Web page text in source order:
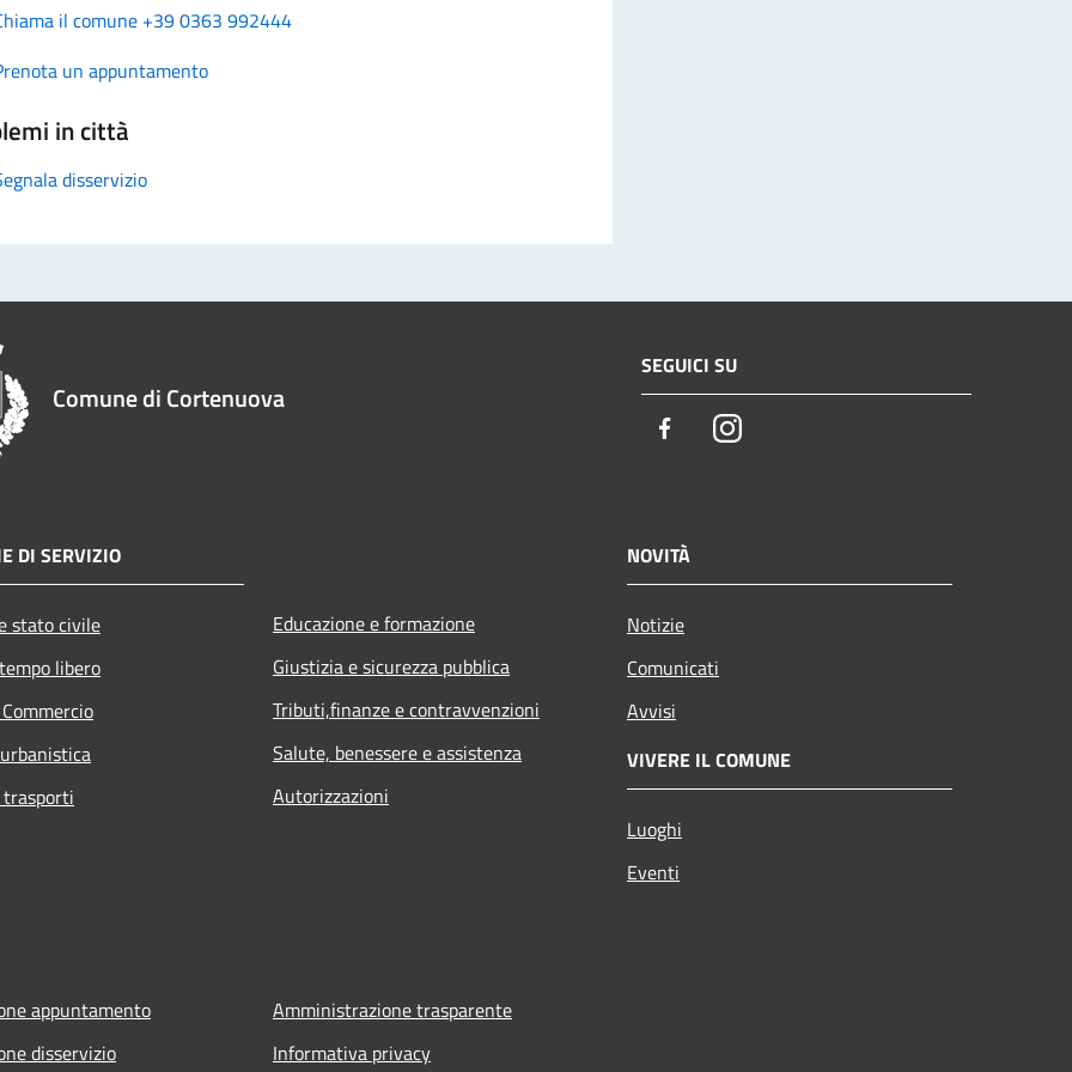
il comune +39 0363 992444
un appuntamento
in città
disservizio
Comune di Cortenuova
SEGUICI SU
FacebookInstagram
DI SERVIZIO
stato civile
libero
Educazione e formazione
Giustizia e sicurezza pubblica
Tributi,finanze e contravvenzioni
Salute, benessere e assistenza
Autorizzazioni
NOVITÀ
Notizie
Comunicati
Avvisi
VIVERE IL COMUNE
Luoghi
Eventi
appuntamento
disservizio
Amministrazione trasparente
Informativa privacy